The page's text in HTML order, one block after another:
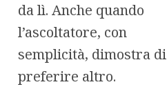
da lì. Anche quando
l’ascoltatore, con
semplicità, dimostra di
preferire altro.